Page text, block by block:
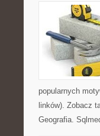
popularnych
linków). Zobacz
Geografia.